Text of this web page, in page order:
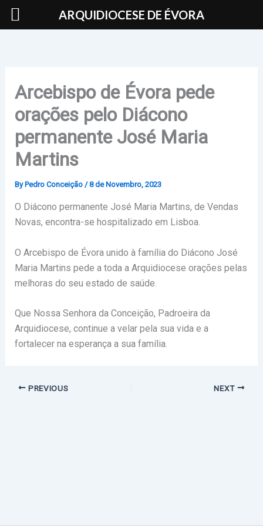
Skip
Arcebispo de Évora pede
orações pelo Diácono
permanente José Maria
Martins
By Pedro Conceição /8 de Novembro, 2023
O Diácono permanente José Maria Martins, de Vendas
Novas, encontra-se hospitalizado em Lisboa.
O Arcebispo de Évora unido à família do Diácono José
Maria Martins pede a toda a Arquidiocese orações pelas
melhoras do seu estado de saúde.
Que Nossa Senhora da Conceição, Padroeira da
Arquidiocese, continue a velar pela sua vida e a
fortalecer na esperança a sua família.
PREVIOUS NEXT
ARQUIDIOCESE DE ÉVORA